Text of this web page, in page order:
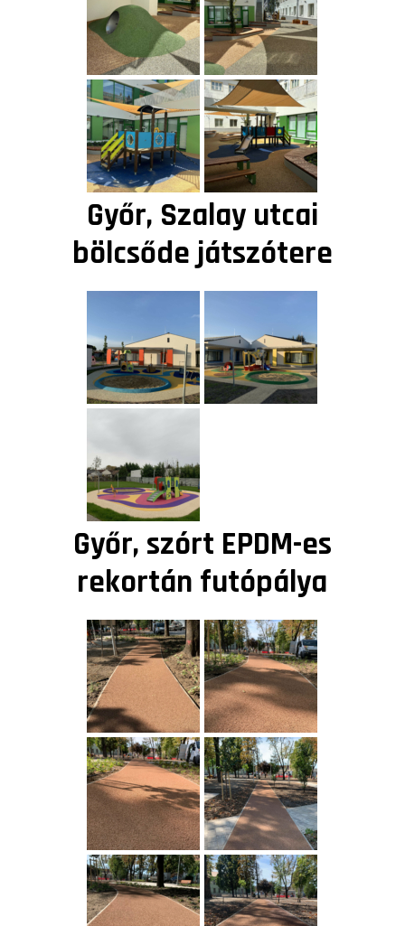
Győr, Szalay utcai
bölcsőde játszótere
Győr, szórt EPDM-es
rekortán futópálya